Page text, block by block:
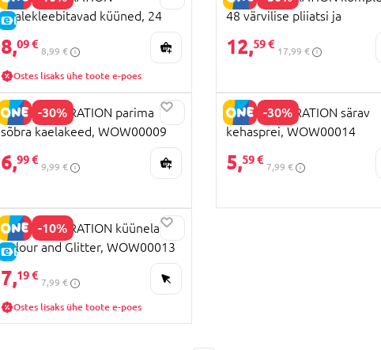
E-HIND
pealekleebitavad küüned, 24
tk., WOW00019
8,09 €
8,99 €
Ostes lisaks ühe toote e-poes
48 värvilise pliiatsi ja
12,59 €
17,99 €
-30%
WOW GENERATION parima
sõbra kaelakeed, WOW00009
6,99 €
9,99 €
-30%
WOW GENERATION särav
kehasprei, WOW00014
5,59 €
7,99 €
-10%
E-HIND
WOW GENERATION küünelakk
Colour and Glitter, WOW00013
7,19 €
7,99 €
Ostes lisaks ühe toote e-poes